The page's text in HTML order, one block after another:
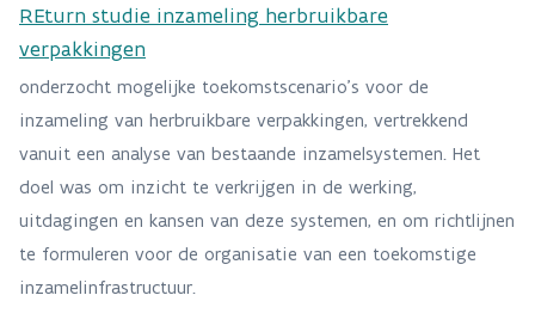
REturn studie inzameling herbruikbare
verpakkingen
onderzocht mogelijke toekomstscenario’s voor de
inzameling van herbruikbare verpakkingen, vertrekkend
vanuit een analyse van bestaande inzamelsystemen. Het
doel was om inzicht te verkrijgen in de werking,
uitdagingen en kansen van deze systemen, en om richtlijnen
te formuleren voor de organisatie van een toekomstige
inzamelinfrastructuur.